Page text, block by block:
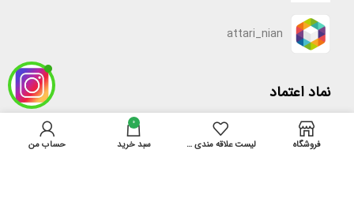
attari_nian
نماد اعتماد
فروشگاه لیست علاقه مندی ها
0
سبد خرید حساب من